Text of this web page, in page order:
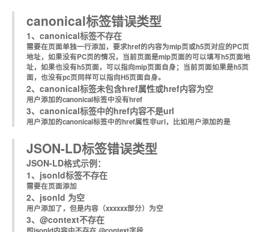
canonical标签错误类型
1、canonical标签不存在
需要在页面单独一行添加，要求href的内容为mip页或h5页对应的PC页
地址，如果没有PC页的情况，当前页面是mip页面的可以填写h5页面地
址，如果也没有h5页面，可以指向mip页面自身；当前页面如果是h5页
面，也没有pc页同样可以指向H5页面自身。
2、canonical标签未包含href属性或href内容为空
用户添加的canonical标签中没有href
3、canonical标签中的href内容不是url
用户添加的canonical标签中的href属性非url，比如用户添加的是
JSON-LD标签错误类型
JSON-LD格式示例：
1、jsonld标签不存在
需要在页面添加
2、jsonld 为空
用户添加了，但是内容（xxxxxx部分）为空
3、@context不存在